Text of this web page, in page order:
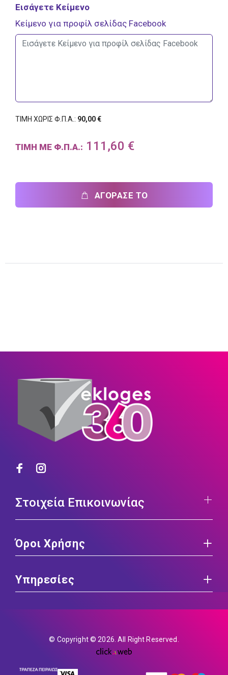
Εισάγετε Κείμενο
Κείμενο για προφίλ σελίδας Facebook
ΤΙΜΗ ΧΩΡΙΣ Φ.Π.Α.: 90,00 €
ΤΙΜΗ ΜΕ Φ.Π.Α.: 111,60 €
ΑΓΟΡΑΣΕ ΤΟ
Στοιχεία Επικοινωνίας
Όροι Χρήσης
Υπηρεσίες
© Copyright © 2026. All Right Reserved.